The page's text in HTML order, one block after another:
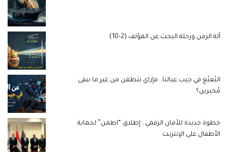
آلة الزمن ورحلة البحث عن المؤلف (2-10)
البُعبُع في جيب عيالنا.. فإزاي نتطمن من غير ما نبقى
مُخبرين؟
خطوة جديدة للأمان الرقمي.. إطلاق “اطمن” لحماية
الأطفال على الإنترنت